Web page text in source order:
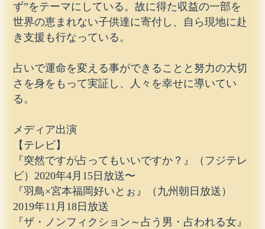
ず”をテーマにしている。故に得た収益の一部を
世界の恵まれない子供達に寄付し、自ら現地に赴
き支援も行なっている。
占いで運命を変える事ができることと努力の大切
さを身をもって実証し、人々を幸せに導いてい
る。
メディア出演
【テレビ】
『突然ですが占ってもいいですか？』（フジテレ
ビ）2020年4月15日放送〜
『羽鳥×宮本福岡好いとぉ』（九州朝日放送）
2019年11月18日放送
『ザ・ノンフィクション～占う男・占われる女』